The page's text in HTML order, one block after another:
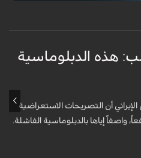
هذه الدبلوماسية
أن التصريحات الاستعراضية
واصفاً إياها بالدبلوماسية الفاشلة.